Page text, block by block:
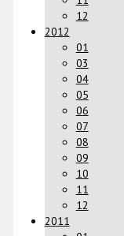
12
2012
01
03
04
05
06
07
08
09
10
11
12
2011